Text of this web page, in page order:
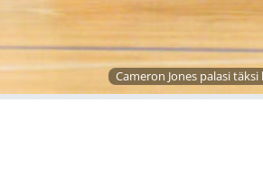
Cameron Jones palasi